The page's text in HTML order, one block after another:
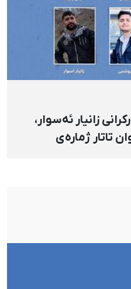
زانیار ئەسوار،
تاتار ژمارەی